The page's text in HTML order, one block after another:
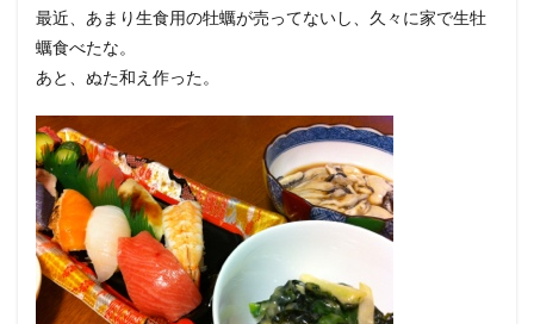
最近、あまり生食用の牡蠣が売ってないし、久々に家で生牡
蠣食べたな。
あと、ぬた和え作った。